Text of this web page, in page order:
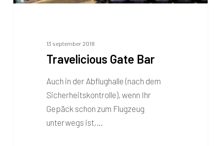
13 september 2018
Travelicious Gate Bar
Auch in der Abflughalle (nach dem
Sicherheitskontrolle), wenn Ihr
Gepäck schon zum Flugzeug
unterwegs ist,…